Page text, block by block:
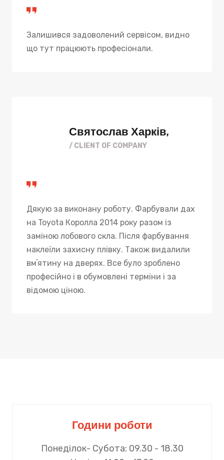
Залишився задоволений сервісом, видно
що тут працюють професіонали.
Святослав Харків,
/ CLIENT OF COMPANY
Дякую за виконану роботу. Фарбували дах
на Toyota Королла 2014 року разом із
заміною лобового скла. Після фарбування
наклеїли захисну плівку. Також видалили
вмʼятину на дверях. Все було зроблено
професійно і в обумовлені терміни і за
відомою ціною.
Години роботи
Понеділок- Субота: 09.30 - 18.30